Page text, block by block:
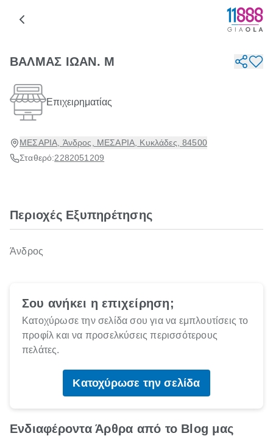
ΒΑΛΜΑΣ ΙΩΑΝ. Μ
Επιχειρηματίας
ΜΕΣΑΡΙΑ, Άνδρος, ΜΕΣΑΡΙΑ, Κυκλάδες, 84500
Σταθερό:2282051209
Περιοχές Εξυπηρέτησης
Άνδρος
Σου ανήκει η επιχείρηση;
Κατοχύρωσε την σελίδα σου για να εμπλουτίσεις το
προφίλ και να προσελκύσεις περισσότερους
πελάτες.
Κατοχύρωσε την σελίδα
Ενδιαφέροντα Άρθρα από το Blog μας